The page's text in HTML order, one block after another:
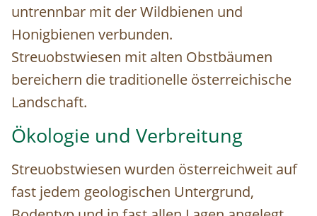
untrennbar mit der Wildbienen und
Honigbienen verbunden.
Streuobstwiesen mit alten Obstbäumen
bereichern die traditionelle österreichische
Landschaft.
Ökologie und Verbreitung
Streuobstwiesen wurden österreichweit auf
fast jedem geologischen Untergrund,